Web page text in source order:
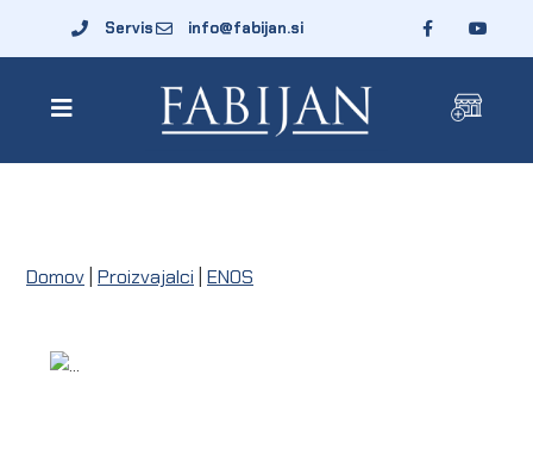
Servis info@fabijan.si
Domov Proizvajalci ENOS